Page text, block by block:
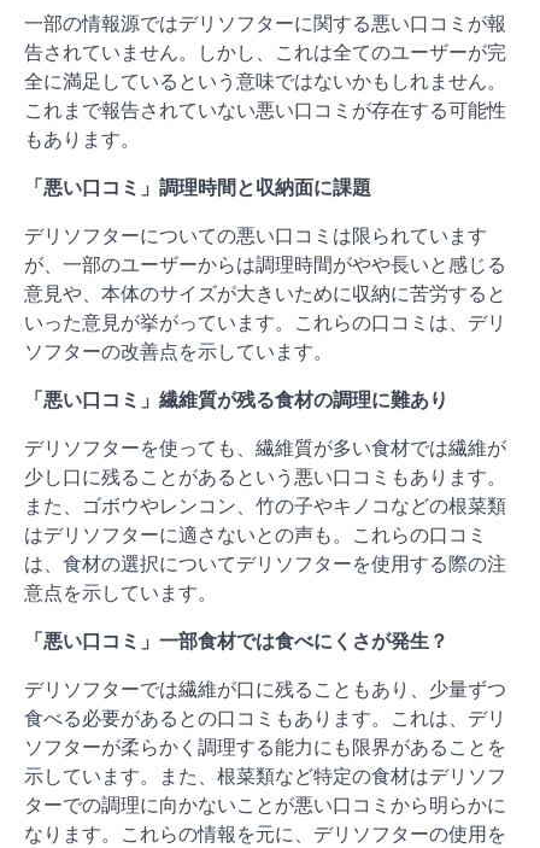
一部の情報源ではデリソフターに関する悪い口コミが報
告されていません。しかし、これは全てのユーザーが完
全に満足しているという意味ではないかもしれません。
これまで報告されていない悪い口コミが存在する可能性
もあります。
「悪い口コミ」調理時間と収納面に課題
デリソフターについての悪い口コミは限られています
が、一部のユーザーからは調理時間がやや長いと感じる
意見や、本体のサイズが大きいために収納に苦労すると
いった意見が挙がっています。これらの口コミは、デリ
ソフターの改善点を示しています。
「悪い口コミ」繊維質が残る食材の調理に難あり
デリソフターを使っても、繊維質が多い食材では繊維が
少し口に残ることがあるという悪い口コミもあります。
また、ゴボウやレンコン、竹の子やキノコなどの根菜類
はデリソフターに適さないとの声も。これらの口コミ
は、食材の選択についてデリソフターを使用する際の注
意点を示しています。
「悪い口コミ」一部食材では食べにくさが発生？
デリソフターでは繊維が口に残ることもあり、少量ずつ
食べる必要があるとの口コミもあります。これは、デリ
ソフターが柔らかく調理する能力にも限界があることを
示しています。また、根菜類など特定の食材はデリソフ
ターでの調理に向かないことが悪い口コミから明らかに
なります。これらの情報を元に、デリソフターの使用を